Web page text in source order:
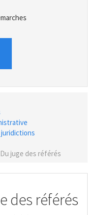
juridictions
juge des référés
des référés